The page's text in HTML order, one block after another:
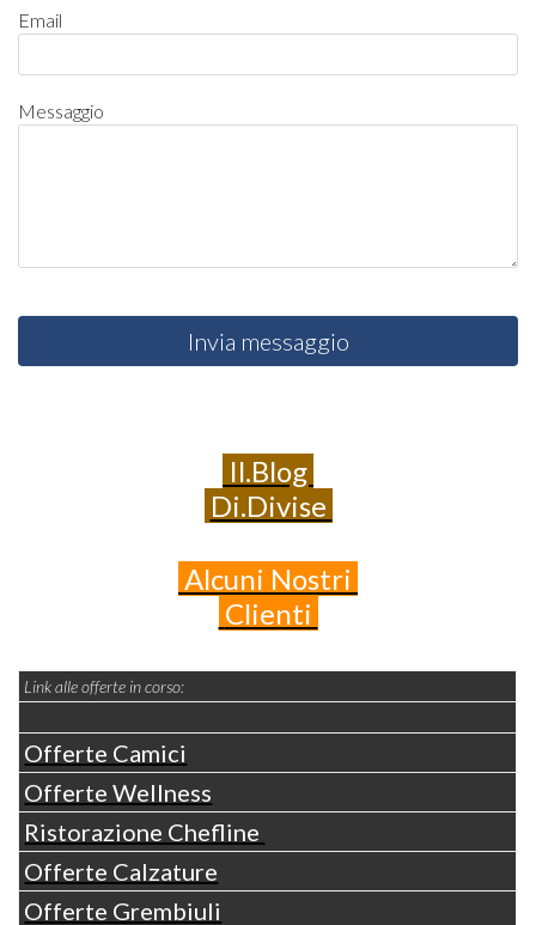
Email
Messaggio
Invia messaggio
Il.Blog
Di.Divise
Alcuni Nostri
Clienti
Link alle offerte in corso:
Offerte Camici
Offerte Wellness
Ristorazione Chefline
Offerte Calzature
Offerte Grembiuli